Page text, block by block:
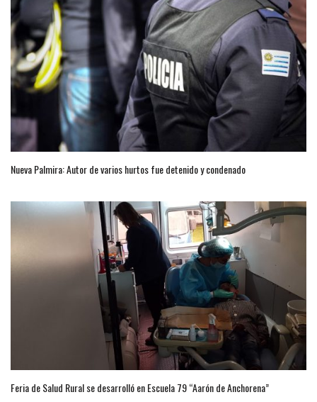
Nueva Palmira: Autor de varios hurtos fue detenido y condenado
Feria de Salud Rural se desarrolló en Escuela 79 “Aarón de Anchorena”